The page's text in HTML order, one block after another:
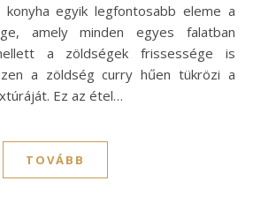
konyha egyik legfontosabb eleme a
amely minden egyes falatban
a zöldségek frissessége is
a zöldség curry hűen tükrözi a
Ez az étel…
TOVÁBB